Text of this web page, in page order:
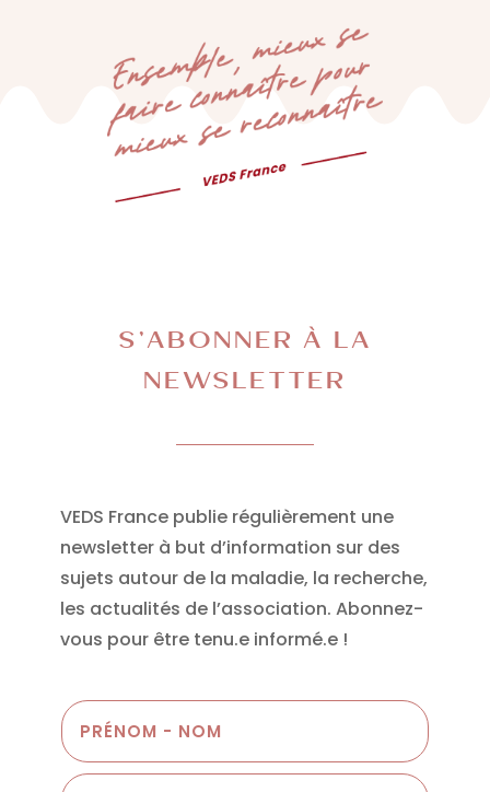
S’ABONNER À LA
NEWSLETTER
VEDS France publie régulièrement une
newsletter à but d’information sur des
sujets autour de la maladie, la recherche,
les actualités de l’association. Abonnez-
vous pour être tenu.e informé.e !